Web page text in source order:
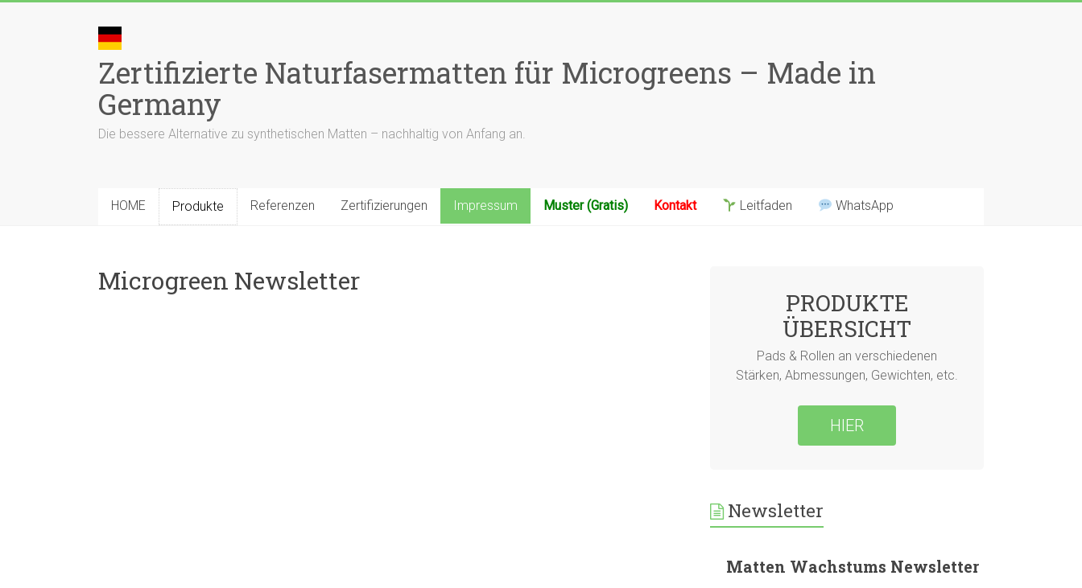
Zertifizierte Naturfasermatten für Microgreens – Made in
Germany
Die bessere Alternative zu synthetischen Matten – nachhaltig von Anfang an.
HOME Produkte Referenzen Zertifizierungen Impressum Muster (Gratis) Kontakt Leitfaden WhatsApp
Microgreen Newsletter
PRODUKTE
ÜBERSICHT
Pads & Rollen an verschiedenen
Stärken, Abmessungen, Gewichten, etc.
HIER
Newsletter
Matten Wachstums Newsletter